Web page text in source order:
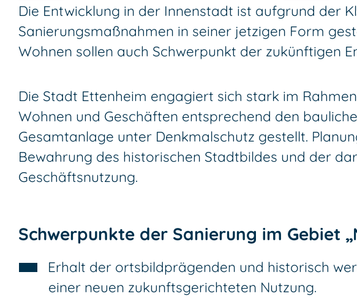
Die Entwicklung in der Innenstadt ist aufgrund der
Sanierungsmaßnahmen in seiner jetzigen Form
Wohnen sollen auch Schwerpunkt der zukünftigen
Die Stadt Ettenheim engagiert sich stark im
Wohnen und Geschäften entsprechend den
Gesamtanlage unter Denkmalschutz gestellt.
Bewahrung des historischen Stadtbildes und der
Geschäftsnutzung.
Schwerpunkte der Sanierung im Gebiet
Erhalt der ortsbildprägenden und historisch
einer neuen zukunftsgerichteten Nutzung.